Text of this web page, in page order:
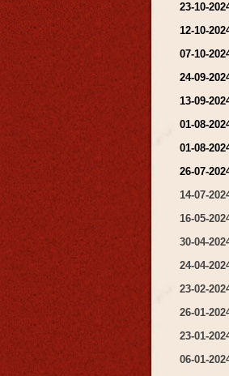
23-10-
12-10-
07-10-
24-09-
13-09-
01-08-
01-08-
26-07-
14-07-
16-05-
30-04-
24-04-
23-02-
26-01-
23-01-
06-01-